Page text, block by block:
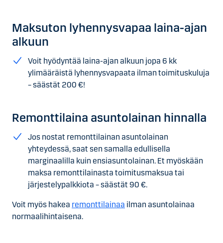
Maksuton lyhennys­vapaa laina-ajan
alkuun
Voit hyödyntää laina-ajan alkuun jopa 6 kk
ylimääräistä lyhennysvapaata ilman toimituskuluja
– säästät 200 €!
Remontti­laina asunto­lainan hinnalla
Jos nostat remonttilainan asuntolainan
yhteydessä, saat sen samalla edullisella
marginaalilla kuin ensiasuntolainan. Et myöskään
maksa remonttilainasta toimitusmaksua tai
järjestelypalkkiota – säästät 90 €.
Voit myös hakea remonttilainaa ilman asuntolainaa
normaalihintaisena.